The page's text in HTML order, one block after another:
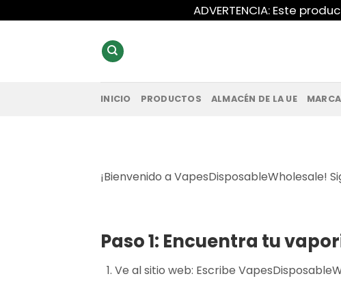
al
ADVERTENCIA: Este
INICIO PRODUCTOS ALMACÉN DE LA UE
¡Bienvenido a VapesDisposableWholesale!
Paso 1: Encuentra tu
Ve al sitio web: Escribe